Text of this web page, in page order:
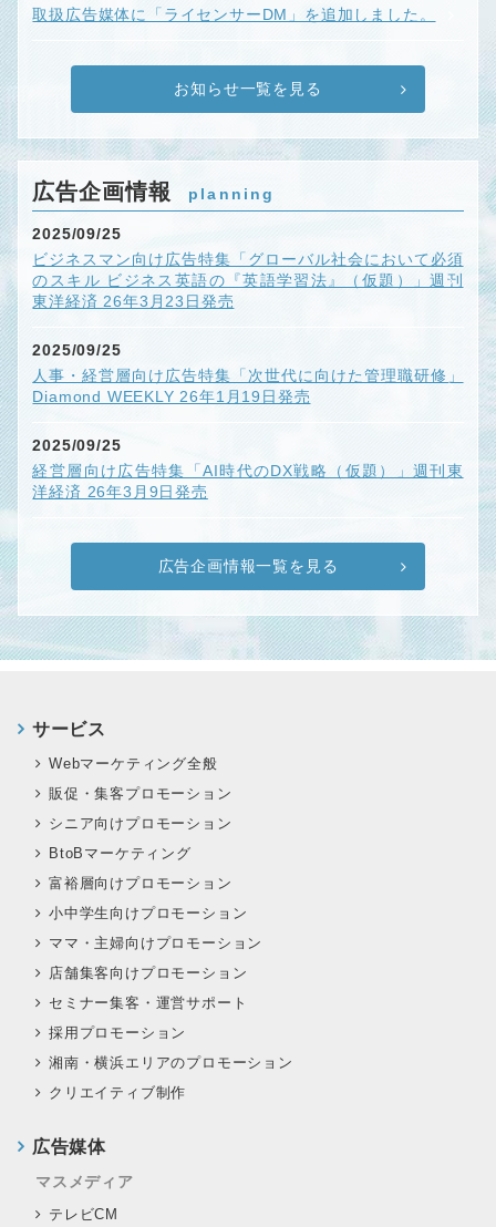
取扱広告媒体に「ライセンサーDM」を追加しました。
お知らせ一覧を見る
広告企画情報 planning
2025/09/25
ビジネスマン向け広告特集「グローバル社会において必須
のスキル ビジネス英語の『英語学習法』（仮題）」週刊
東洋経済 26年3月23日発売
2025/09/25
人事・経営層向け広告特集「次世代に向けた管理職研修」
Diamond WEEKLY 26年1月19日発売
2025/09/25
経営層向け広告特集「AI時代のDX戦略（仮題）」週刊東
洋経済 26年3月9日発売
広告企画情報一覧を見る
サービス
Webマーケティング全般
販促・集客プロモーション
シニア向けプロモーション
BtoBマーケティング
富裕層向けプロモーション
小中学生向けプロモーション
ママ・主婦向けプロモーション
店舗集客向けプロモーション
セミナー集客・運営サポート
採用プロモーション
湘南・横浜エリアのプロモーション
クリエイティブ制作
広告媒体
マスメディア
テレビCM